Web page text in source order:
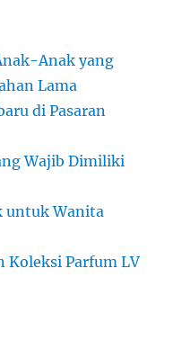
Anak yang
Lama
di Pasaran
Wajib Dimiliki
untuk Wanita
Koleksi Parfum LV